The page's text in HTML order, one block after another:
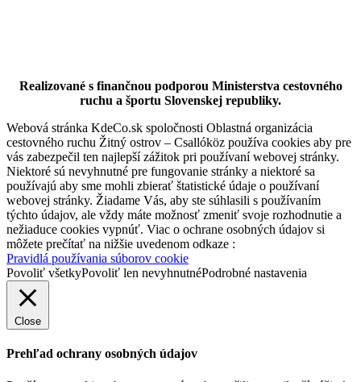
Zákusok Ferrero
Cukráreň Dolce Vita
Realizované s finančnou podporou Ministerstva cestovného
ruchu a športu Slovenskej republiky.
Webová stránka KdeCo.sk spoločnosti Oblastná organizácia
cestovného ruchu Žitný ostrov – Csallóköz používa cookies aby pre
vás zabezpečil ten najlepší zážitok pri používaní webovej stránky.
Niektoré sú nevyhnutné pre fungovanie stránky a niektoré sa
používajú aby sme mohli zbierať štatistické údaje o používaní
webovej stránky. Žiadame Vás, aby ste súhlasili s používaním
týchto údajov, ale vždy máte možnosť zmeniť svoje rozhodnutie a
nežiaduce cookies vypnúť. Viac o ochrane osobných údajov si
môžete prečítať na nižšie uvedenom odkaze :
Pravidlá používania súborov cookie
Povoliť všetkyPovoliť len nevyhnutnéPodrobné nastavenia
Close
Prehľad ochrany osobných údajov